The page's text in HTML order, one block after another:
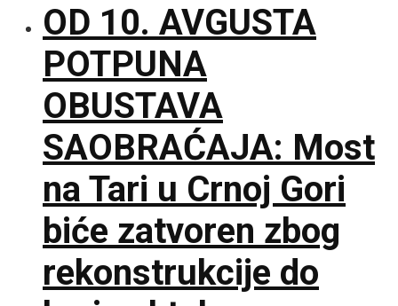
OD 10. AVGUSTA
POTPUNA
OBUSTAVA
SAOBRAĆAJA: Most
na Tari u Crnoj Gori
biće zatvoren zbog
rekonstrukcije do